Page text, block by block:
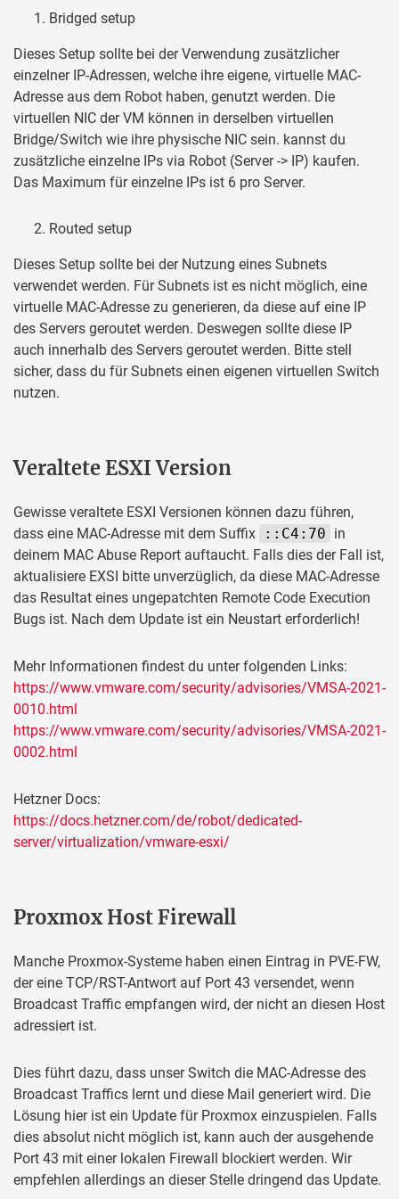
Bridged setup
Dieses Setup sollte bei der Verwendung zusätzlicher
einzelner IP-Adressen, welche ihre eigene, virtuelle MAC-
Adresse aus dem Robot haben, genutzt werden. Die
virtuellen NIC der VM können in derselben virtuellen
Bridge/Switch wie ihre physische NIC sein. kannst du
zusätzliche einzelne IPs via Robot (Server -> IP) kaufen.
Das Maximum für einzelne IPs ist 6 pro Server.
Routed setup
Dieses Setup sollte bei der Nutzung eines Subnets
verwendet werden. Für Subnets ist es nicht möglich, eine
virtuelle MAC-Adresse zu generieren, da diese auf eine IP
des Servers geroutet werden. Deswegen sollte diese IP
auch innerhalb des Servers geroutet werden. Bitte stell
sicher, dass du für Subnets einen eigenen virtuellen Switch
nutzen.
Veraltete ESXI Version
Gewisse veraltete ESXI Versionen können dazu führen,
dass eine MAC-Adresse mit dem Suffix
::C4:70 in
deinem MAC Abuse Report auftaucht. Falls dies der Fall ist,
aktualisiere EXSI bitte unverzüglich, da diese MAC-Adresse
das Resultat eines ungepatchten Remote Code Execution
Bugs ist. Nach dem Update ist ein Neustart erforderlich!
Mehr Informationen findest du unter folgenden Links:
https://www.vmware.com/security/advisories/VMSA-2021-
0010.html
https://www.vmware.com/security/advisories/VMSA-2021-
0002.html
Hetzner Docs:
https://docs.hetzner.com/de/robot/dedicated-
server/virtualization/vmware-esxi/
Proxmox Host Firewall
Manche Proxmox-Systeme haben einen Eintrag in PVE-FW,
der eine TCP/RST-Antwort auf Port 43 versendet, wenn
Broadcast Traffic empfangen wird, der nicht an diesen Host
adressiert ist.
Dies führt dazu, dass unser Switch die MAC-Adresse des
Broadcast Traffics lernt und diese Mail generiert wird. Die
Lösung hier ist ein Update für Proxmox einzuspielen. Falls
dies absolut nicht möglich ist, kann auch der ausgehende
Port 43 mit einer lokalen Firewall blockiert werden. Wir
empfehlen allerdings an dieser Stelle dringend das Update.